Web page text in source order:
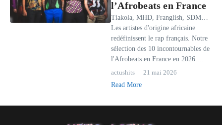
l’Afrobeats en France
Tiakola, MHD, Franglish, SDM…
Les artistes d'origine africaine
redéfinissent le rap français. Notre
sélection des 10 incontournables de
l'Afrobeats en France en 2026....
actushits
21 mai 2026
Read More